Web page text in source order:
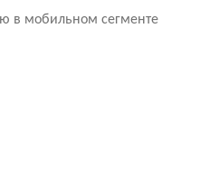
в мобильном сегменте